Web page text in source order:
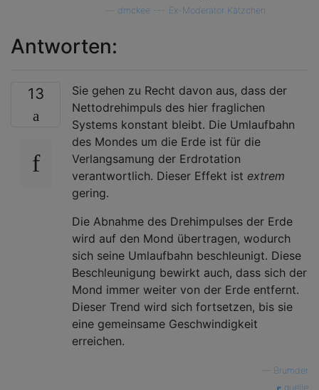
dmckee --- Ex-Moderator Kätzchen
Antworten:
13
Sie gehen zu Recht davon aus, dass der
Nettodrehimpuls des hier fraglichen
Systems konstant bleibt. Die Umlaufbahn
des Mondes um die Erde ist für die
Verlangsamung der Erdrotation
verantwortlich. Dieser Effekt ist extrem
gering.
Die Abnahme des Drehimpulses der Erde
wird auf den Mond übertragen, wodurch
sich seine Umlaufbahn beschleunigt. Diese
Beschleunigung bewirkt auch, dass sich der
Mond immer weiter von der Erde entfernt.
Dieser Trend wird sich fortsetzen, bis sie
eine gemeinsame Geschwindigkeit
erreichen.
Brumder
quelle